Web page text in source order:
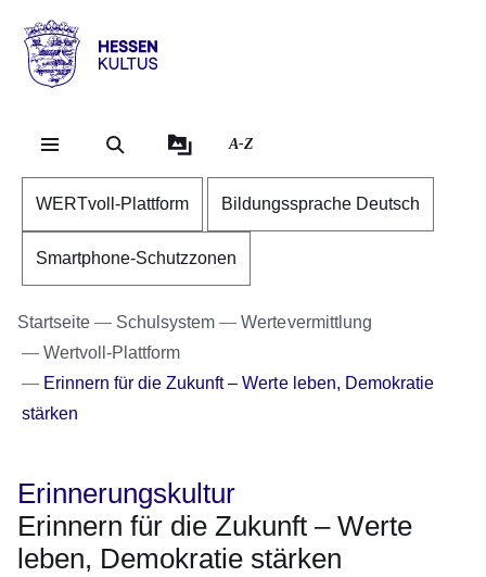
Hessen
Kultus
A-Z
WERTvoll-Plattform Bildungssprache Deutsch
Smartphone-Schutzzonen
Startseite Schulsystem
Wertevermittlung
Wertvoll-Plattform
Erinnern für die Zukunft – Werte leben, Demokratie
stärken
Erinnerungskultur
Erinnern für die Zukunft – Werte
leben, Demokratie stärken